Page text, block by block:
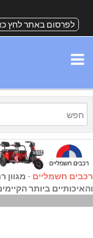
לפרסום באתר לחץ
רכבים חשמליים -
והאיכותיים ביותר